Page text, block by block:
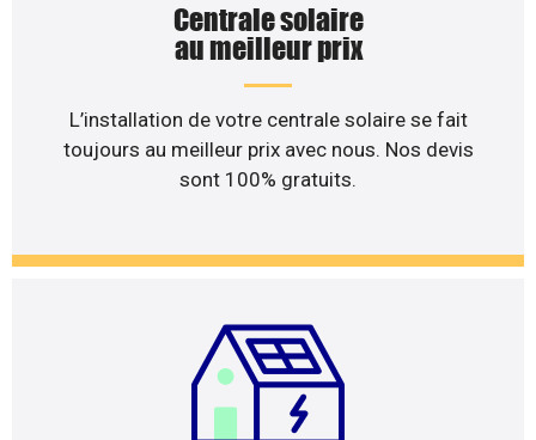
Centrale solaire
au meilleur prix
L’installation de votre centrale solaire se fait
toujours au meilleur prix avec nous. Nos devis
sont 100% gratuits.